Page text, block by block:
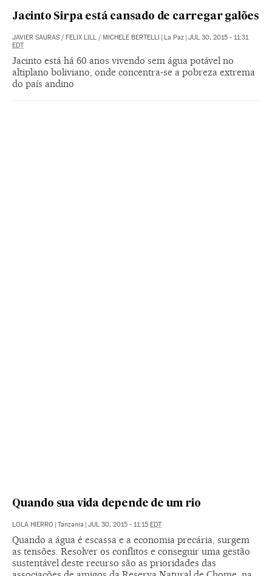
Jacinto Sirpa está cansado de carregar galões
JAVIER SAURAS / FELIX LILL / MICHELE BERTELLI | La Paz | JUL 30, 2015 - 11:31
EDT
Jacinto está há 60 anos vivendo sem água potável no
altiplano boliviano, onde concentra-se a pobreza extrema
do país andino
Quando sua vida depende de um rio
LOLA HIERRO | Tanzania | JUL 30, 2015 - 11:15 EDT
Quando a água é escassa e a economia precária, surgem
as tensões. Resolver os conflitos e conseguir uma gestão
sustentável deste recurso são as prioridades das